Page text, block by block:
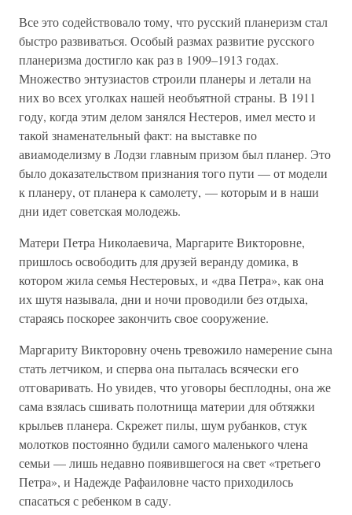
Все это содействовало тому, что русский планеризм стал
быстро развиваться. Особый размах развитие русского
планеризма достигло как раз в 1909–1913 годах.
Множество энтузиастов строили планеры и летали на
них во всех уголках нашей необъятной страны. В 1911
году, когда этим делом занялся Нестеров, имел место и
такой знаменательный факт: на выставке по
авиамоделизму в Лодзи главным призом был планер. Это
было доказательством признания того пути — от модели
к планеру, от планера к самолету, — которым и в наши
дни идет советская молодежь.
Матери Петра Николаевича, Маргарите Викторовне,
пришлось освободить для друзей веранду домика, в
котором жила семья Нестеровых, и «два Петра», как она
их шутя называла, дни и ночи проводили без отдыха,
стараясь поскорее закончить свое сооружение.
Маргариту Викторовну очень тревожило намерение сына
стать летчиком, и сперва она пыталась всячески его
отговаривать. Но увидев, что уговоры бесплодны, она же
сама взялась сшивать полотнища материи для обтяжки
крыльев планера. Скрежет пилы, шум рубанков, стук
молотков постоянно будили самого маленького члена
семьи — лишь недавно появившегося на свет «третьего
Петра», и Надежде Рафаиловне часто приходилось
спасаться с ребенком в саду.